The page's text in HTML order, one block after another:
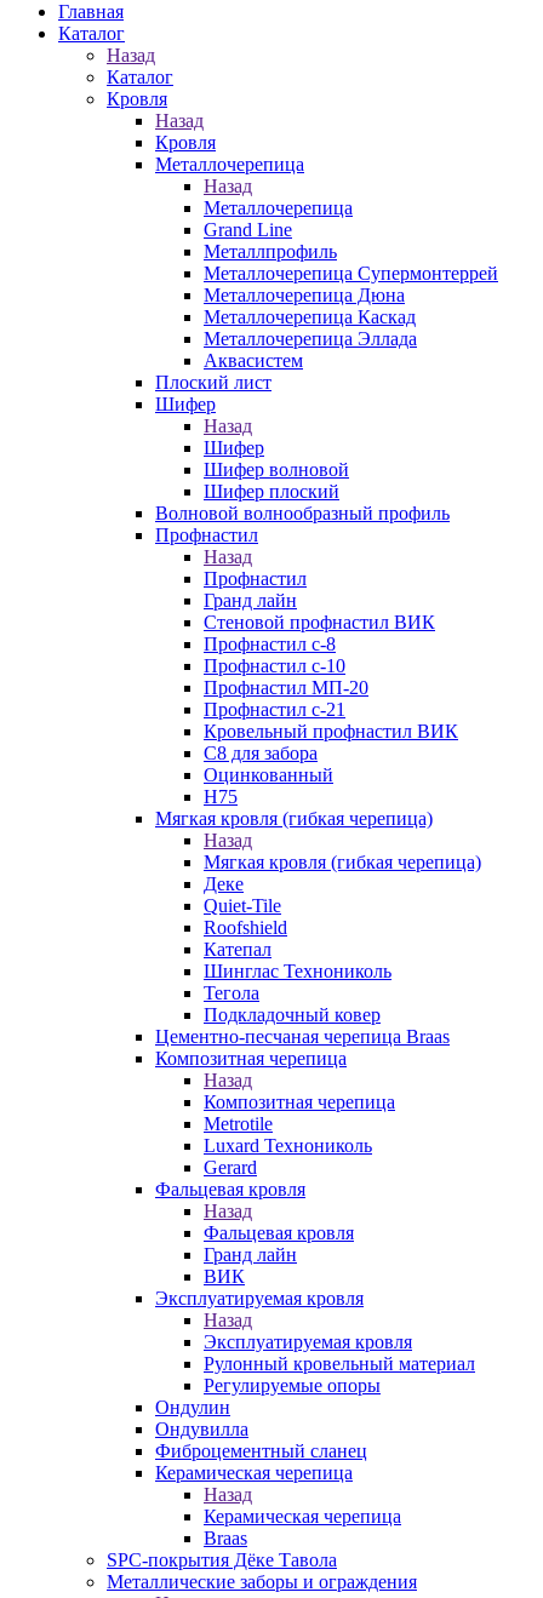
Главная
Каталог
Назад
Каталог
Кровля
Назад
Кровля
Металлочерепица
Назад
Металлочерепица
Grand Line
Металлпрофиль
Металлочерепица Супермонтеррей
Металлочерепица Дюна
Металлочерепица Каскад
Металлочерепица Эллада
Аквасистем
Плоский лист
Шифер
Назад
Шифер
Шифер волновой
Шифер плоский
Волновой волнообразный профиль
Профнастил
Назад
Профнастил
Гранд лайн
Стеновой профнастил ВИК
Профнастил с-8
Профнастил с-10
Профнастил МП-20
Профнастил с-21
Кровельный профнастил ВИК
С8 для забора
Оцинкованный
Н75
Мягкая кровля (гибкая черепица)
Назад
Мягкая кровля (гибкая черепица)
Деке
Quiet-Tile
Roofshield
Катепал
Шинглас Технониколь
Тегола
Подкладочный ковер
Цементно-песчаная черепица Braas
Композитная черепица
Назад
Композитная черепица
Metrotile
Luxard Технониколь
Gerard
Фальцевая кровля
Назад
Фальцевая кровля
Гранд лайн
ВИК
Эксплуатируемая кровля
Назад
Эксплуатируемая кровля
Рулонный кровельный материал
Регулируемые опоры
Ондулин
Ондувилла
Фиброцементный сланец
Керамическая черепица
Назад
Керамическая черепица
Braas
SPC-покрытия Дёке Тавола
Металлические заборы и ограждения